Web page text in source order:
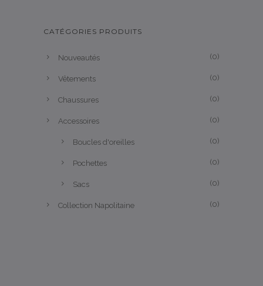
CATÉGORIES PRODUITS
Nouveautés (0)
Vêtements (0)
Chaussures (0)
Accessoires (0)
Boucles d'oreilles (0)
Pochettes (0)
Sacs (0)
Collection Napolitaine (0)